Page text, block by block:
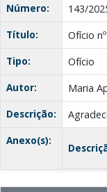
Número:
143/
Título:
Ofício
Tipo:
Ofício
Autor:
Maria
Descrição:
Anexo(s):